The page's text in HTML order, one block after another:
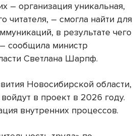
– организация уникальная,
– смогла найти для
в результате чего
сообщила министр
Светлана Шарпф.
Новосибирской области,
в проект в 2026 году.
внутренних процессов.